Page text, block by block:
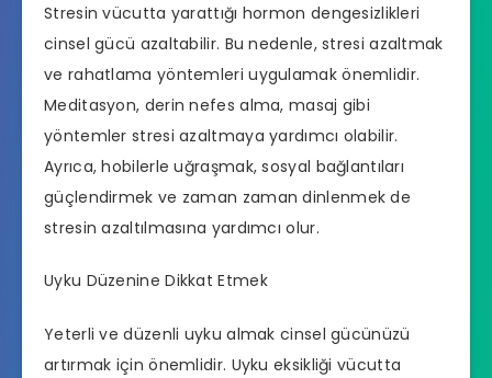
Stresin vücutta yarattığı hormon dengesizlikleri
cinsel gücü azaltabilir. Bu nedenle, stresi azaltmak
ve rahatlama yöntemleri uygulamak önemlidir.
Meditasyon, derin nefes alma, masaj gibi
yöntemler stresi azaltmaya yardımcı olabilir.
Ayrıca, hobilerle uğraşmak, sosyal bağlantıları
güçlendirmek ve zaman zaman dinlenmek de
stresin azaltılmasına yardımcı olur.
Uyku Düzenine Dikkat Etmek
Yeterli ve düzenli uyku almak cinsel gücünüzü
artırmak için önemlidir. Uyku eksikliği vücutta